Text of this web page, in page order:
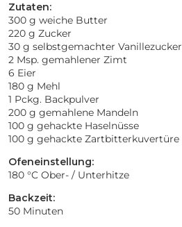
Zutaten:
300 g weiche Butter
220 g Zucker
30 g selbstgemachter Vanillezucker
2 Msp. gemahlener Zimt
6 Eier
180 g Mehl
1 Pckg. Backpulver
200 g gemahlene Mandeln
100 g gehackte Haselnüsse
100 g gehackte Zartbitterkuvertüre
Ofeneinstellung:
180 °C Ober- / Unterhitze
Backzeit:
50 Minuten